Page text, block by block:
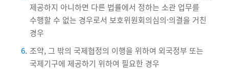
제공하지 아니하면 다른 법률에서 정하는 소관 업무를
수행할 수 없는 경우로서 보호위원회의심의·의결을 거친
경우
6. 조약, 그 밖의 국제협정의 이행을 위하여 외국정부 또는
국제기구에 제공하기 위하여 필요한 경우